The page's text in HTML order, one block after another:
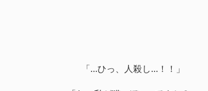
「...ひっ、人殺し...！！」